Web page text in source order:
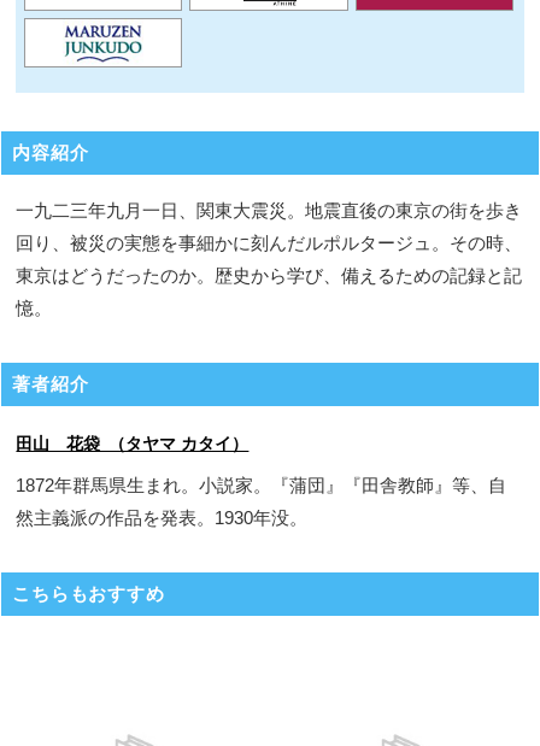
内容紹介
一九二三年九月一日、関東大震災。地震直後の東京の街を歩き
回り、被災の実態を事細かに刻んだルポルタージュ。その時、
東京はどうだったのか。歴史から学び、備えるための記録と記
憶。
著者紹介
田山 花袋 （タヤマ カタイ）
1872年群馬県生まれ。小説家。『蒲団』『田舎教師』等、自
然主義派の作品を発表。1930年没。
こちらもおすすめ